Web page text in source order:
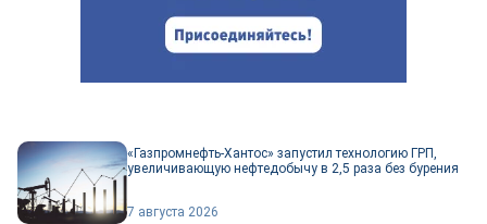
«Газпромнефть-Хантос» запустил технологию ГРП,
увеличивающую нефтедобычу в 2,5 раза без бурения
7 августа 2026